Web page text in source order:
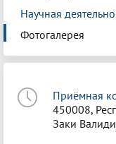
Научная
Фотогалерея
Приёмная
450008,
Заки